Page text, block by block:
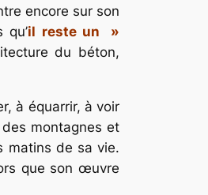
encore sur son
il reste un »
du béton,
à équarrir, à voir
montagnes et
matins de sa vie.
que son œuvre